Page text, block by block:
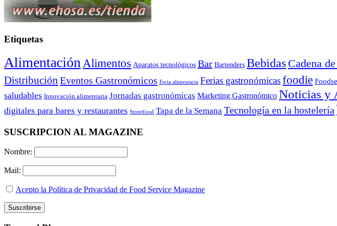
Etiquetas
Alimentación Alimentos Aparatos tecnológicos Bar Bartenders Bebidas Cadena
Distribución Eventos Gastronómicos Feria alimentaria Ferias gastronómicasfoodie
saludables Innovación alimentaria Jornadas gastronómicas Marketing Gastronómico Noticias y
digitales para bares y restaurantes Streetfood Tapa de la Semana Tecnología en la hostelería
SUSCRIPCION AL MAGAZINE
Nombre:
Mail:
Acepto la Política de Privacidad de Food Service Magazine